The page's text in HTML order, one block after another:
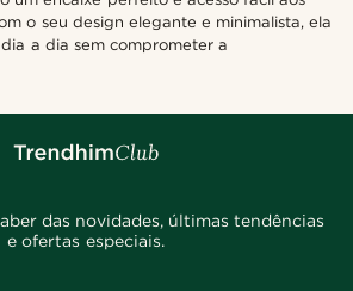
o seu design elegante e minimalista, ela
a dia sem comprometer a
das novidades, últimas tendências
e ofertas especiais.